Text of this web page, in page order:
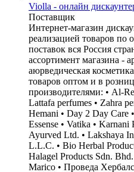
Violla - онлайн
Поставщик
Интернет-магазин
реализацией товаров по
поставок вся Россия
ассортимент магазина -
аюрведическая
товаров оптом и в
производителями: • Al-
Lattafa perfumes • Zahra
Hemani • Day 2 Day Care
Essense • Vatika • Karnani
Ayurved Ltd. • Lakshaya
L.L.C. • Bio Herbal
Halagel Products Sdn.
Marico • Проведа